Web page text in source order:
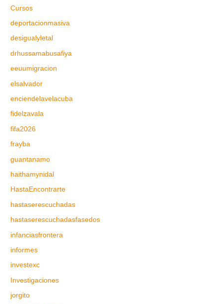
Cursos
deportacionmasiva
desigualyletal
drhussamabusafiya
eeuumigracion
elsalvador
enciendelavelacuba
fidelzavala
fifa2026
frayba
guantanamo
haithamynidal
HastaEncontrarte
hastaserescuchadas
hastaserescuchadasfasedos
infanciasfrontera
informes
investexc
Investigaciones
jorgito